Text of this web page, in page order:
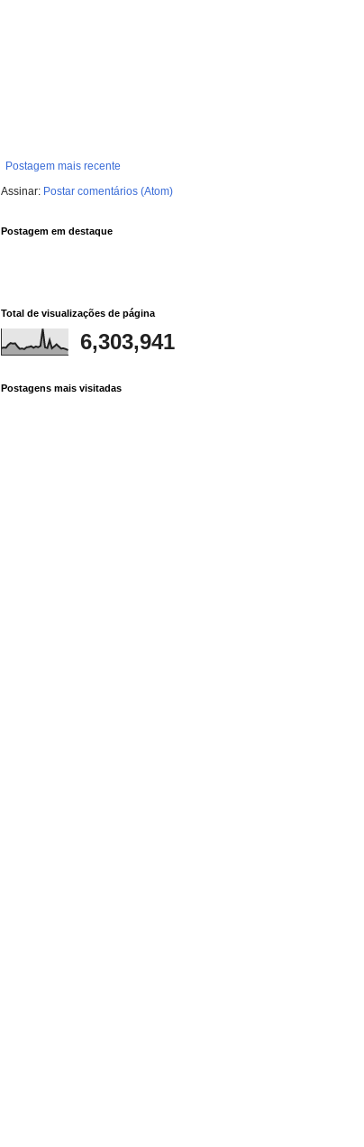
Postagem mais recente
Assinar: Postar comentários (Atom)
Postagem em destaque
Total de visualizações de página
6,303,941
Postagens mais visitadas